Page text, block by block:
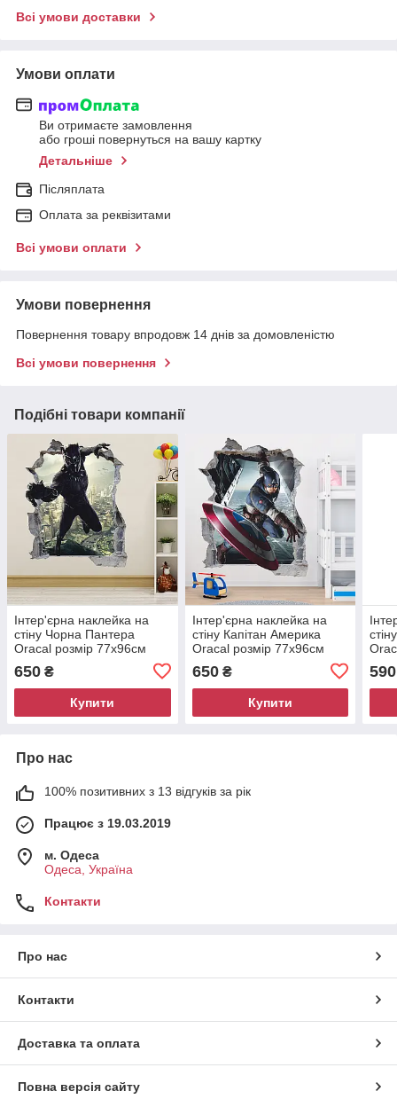
Всі умови доставки
Умови оплати
Ви отримаєте замовлення
або гроші повернуться на вашу картку
Детальніше
Післяплата
Оплата за реквізитами
Всі умови оплати
Умови повернення
Повернення товару впродовж 14 днів за домовленістю
Всі умови повернення
Подібні товари компанії
Інтер'єрна наклейка на
стіну Чорна Пантера
Oracal розмір 77х96см
650 ₴
Купити
Інтер'єрна наклейка на
стіну Капітан Америка
Oracal розмір 77х96см
650₴
Купити
590
Про нас
100% позитивних з 13 відгуків за рік
Працює з 19.03.2019
м. Одеса
Одеса, Україна
Контакти
Про нас
Контакти
Доставка та оплата
Повна версія сайту